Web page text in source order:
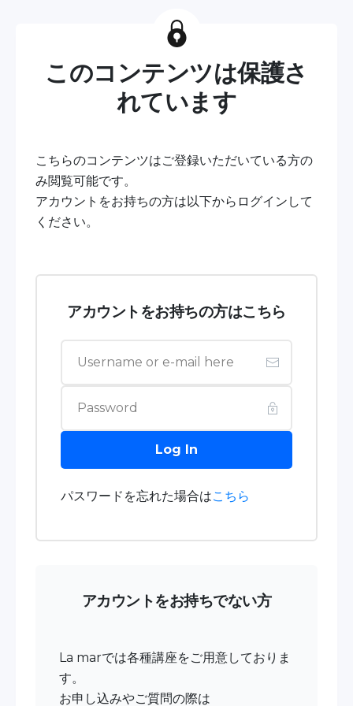
このコンテンツは保護さ
れています
こちらのコンテンツはご登録いただいている方の
み閲覧可能です。
アカウントをお持ちの方は以下からログインして
ください。
アカウントをお持ちの方はこちら
Log In
パスワードを忘れた場合はこちら
アカウントをお持ちでない方
La marでは各種講座をご用意しておりま
す。
お申し込みやご質問の際は